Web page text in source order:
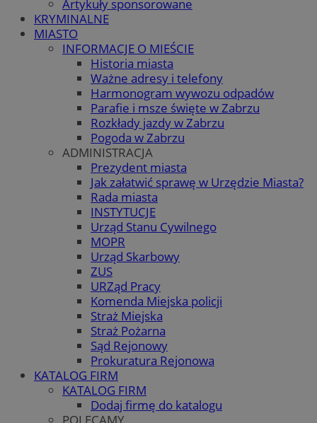
Artykuły sponsorowane
KRYMINALNE
MIASTO
INFORMACJE O MIEŚCIE
Historia miasta
Ważne adresy i telefony
Harmonogram wywozu odpadów
Parafie i msze święte w Zabrzu
Rozkłady jazdy w Zabrzu
Pogoda w Zabrzu
ADMINISTRACJA
Prezydent miasta
Jak załatwić sprawę w Urzędzie Miasta?
Rada miasta
INSTYTUCJE
Urząd Stanu Cywilnego
MOPR
Urząd Skarbowy
ZUS
URZąd Pracy
Komenda Miejska policji
Straż Miejska
Straż Pożarna
Sąd Rejonowy
Prokuratura Rejonowa
KATALOG FIRM
KATALOG FIRM
Dodaj firmę do katalogu